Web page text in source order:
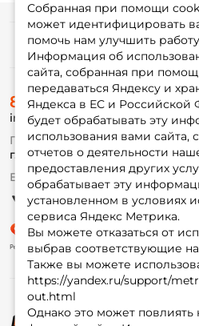
Собранная при помощи
может идентифицировать
помочь нам улучшить
Информация об
сайта, собранная при
передаваться Яндексу и
Яндекса в ЕС и Российской
будет обрабатывать эту
использования вами сайта,
отчетов о деятельности
предоставления других
обрабатывает эту
установленном в условиях
сервиса Яндекс Метрика.
Вы можете отказаться от
выбрав соответствующие
Также вы можете
https://yandex.ru/support/
out.html
Однако это может повлиять
Номер телефона: *
Придумайте пароль: *
Повторите пароль: *
Заполняя данную форму вы
персональных данных
Создать
У меня уже
О
Fox-
Гуру
Партнерская
8 (495) 532-77-88
info@foxfishing.ru
По вопросам с заказом
г. Москва, ул. Плеханова д.7
Ежедневно 10:00 до 20:00